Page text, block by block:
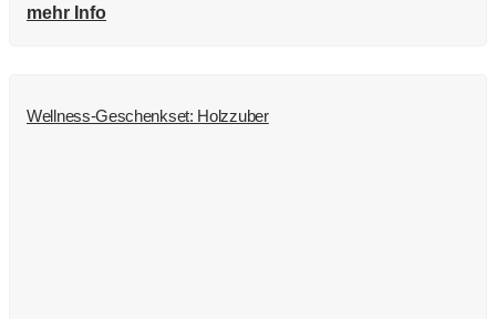
mehr Info
Wellness-Geschenkset: Holzzuber